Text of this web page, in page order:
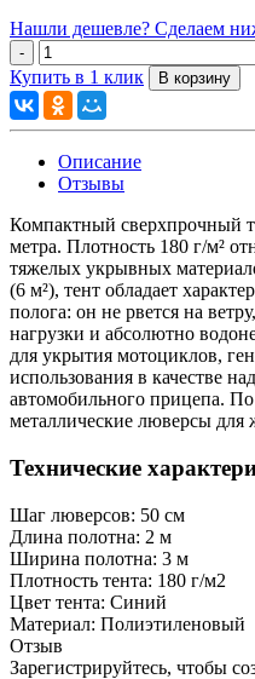
Нашли дешевле? Сделаем
Купить в 1 клик
Описание
Отзывы
Компактный сверхпрочный
метра. Плотность 180 г/м²
тяжелых укрывных
(6 м²), тент обладает
полога: он не рвется на
нагрузки и абсолютно
для укрытия мотоциклов,
использования в качестве
автомобильного прицепа.
металлические люверсы для
Технические
Шаг люверсов: 50 см
Длина полотна: 2 м
Ширина полотна: 3 м
Плотность тента: 180 г/м2
Цвет тента: Синий
Материал: Полиэтиленовый
Отзыв
Зарегистрируйтесь, чтобы